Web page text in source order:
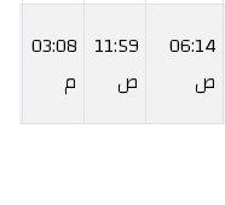
06:14
ص
11:59
ص
03:08
م